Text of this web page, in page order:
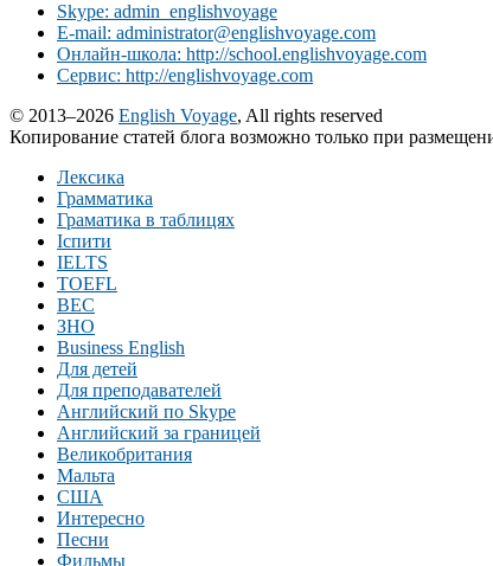
Skype: admin_englishvoyage
E-mail: administrator@englishvoyage.com
Онлайн-школа: http://school.englishvoyage.com
Сервис: http://englishvoyage.com
© 2013–2026 English Voyage, All rights reserved
Копирование статей блога возможно только при
Лексика
Грамматика
Граматика в таблицях
Іспити
IELTS
TOEFL
BEC
ЗНО
Business English
Для детей
Для преподавателей
Английский по Skype
Английский за границей
Великобритания
Мальта
США
Интересно
Песни
Фильмы